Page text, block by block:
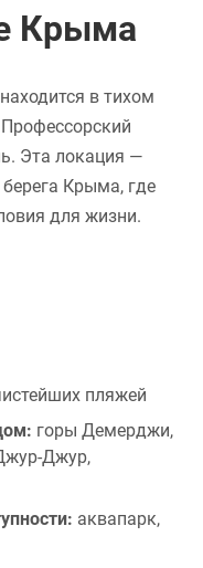
Крыма
находится в тихом
Эта локация —
Крыма, где
для жизни.
пляжей
горы Демерджи,
Джур,
аквапарк,